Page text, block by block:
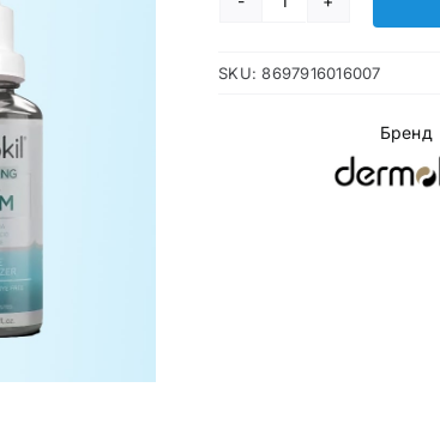
DERMOKIL
Acne
SKU:8697916016007
Бренд